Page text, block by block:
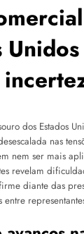
dos Estados
nas
nem ser mais
revelam
diante das